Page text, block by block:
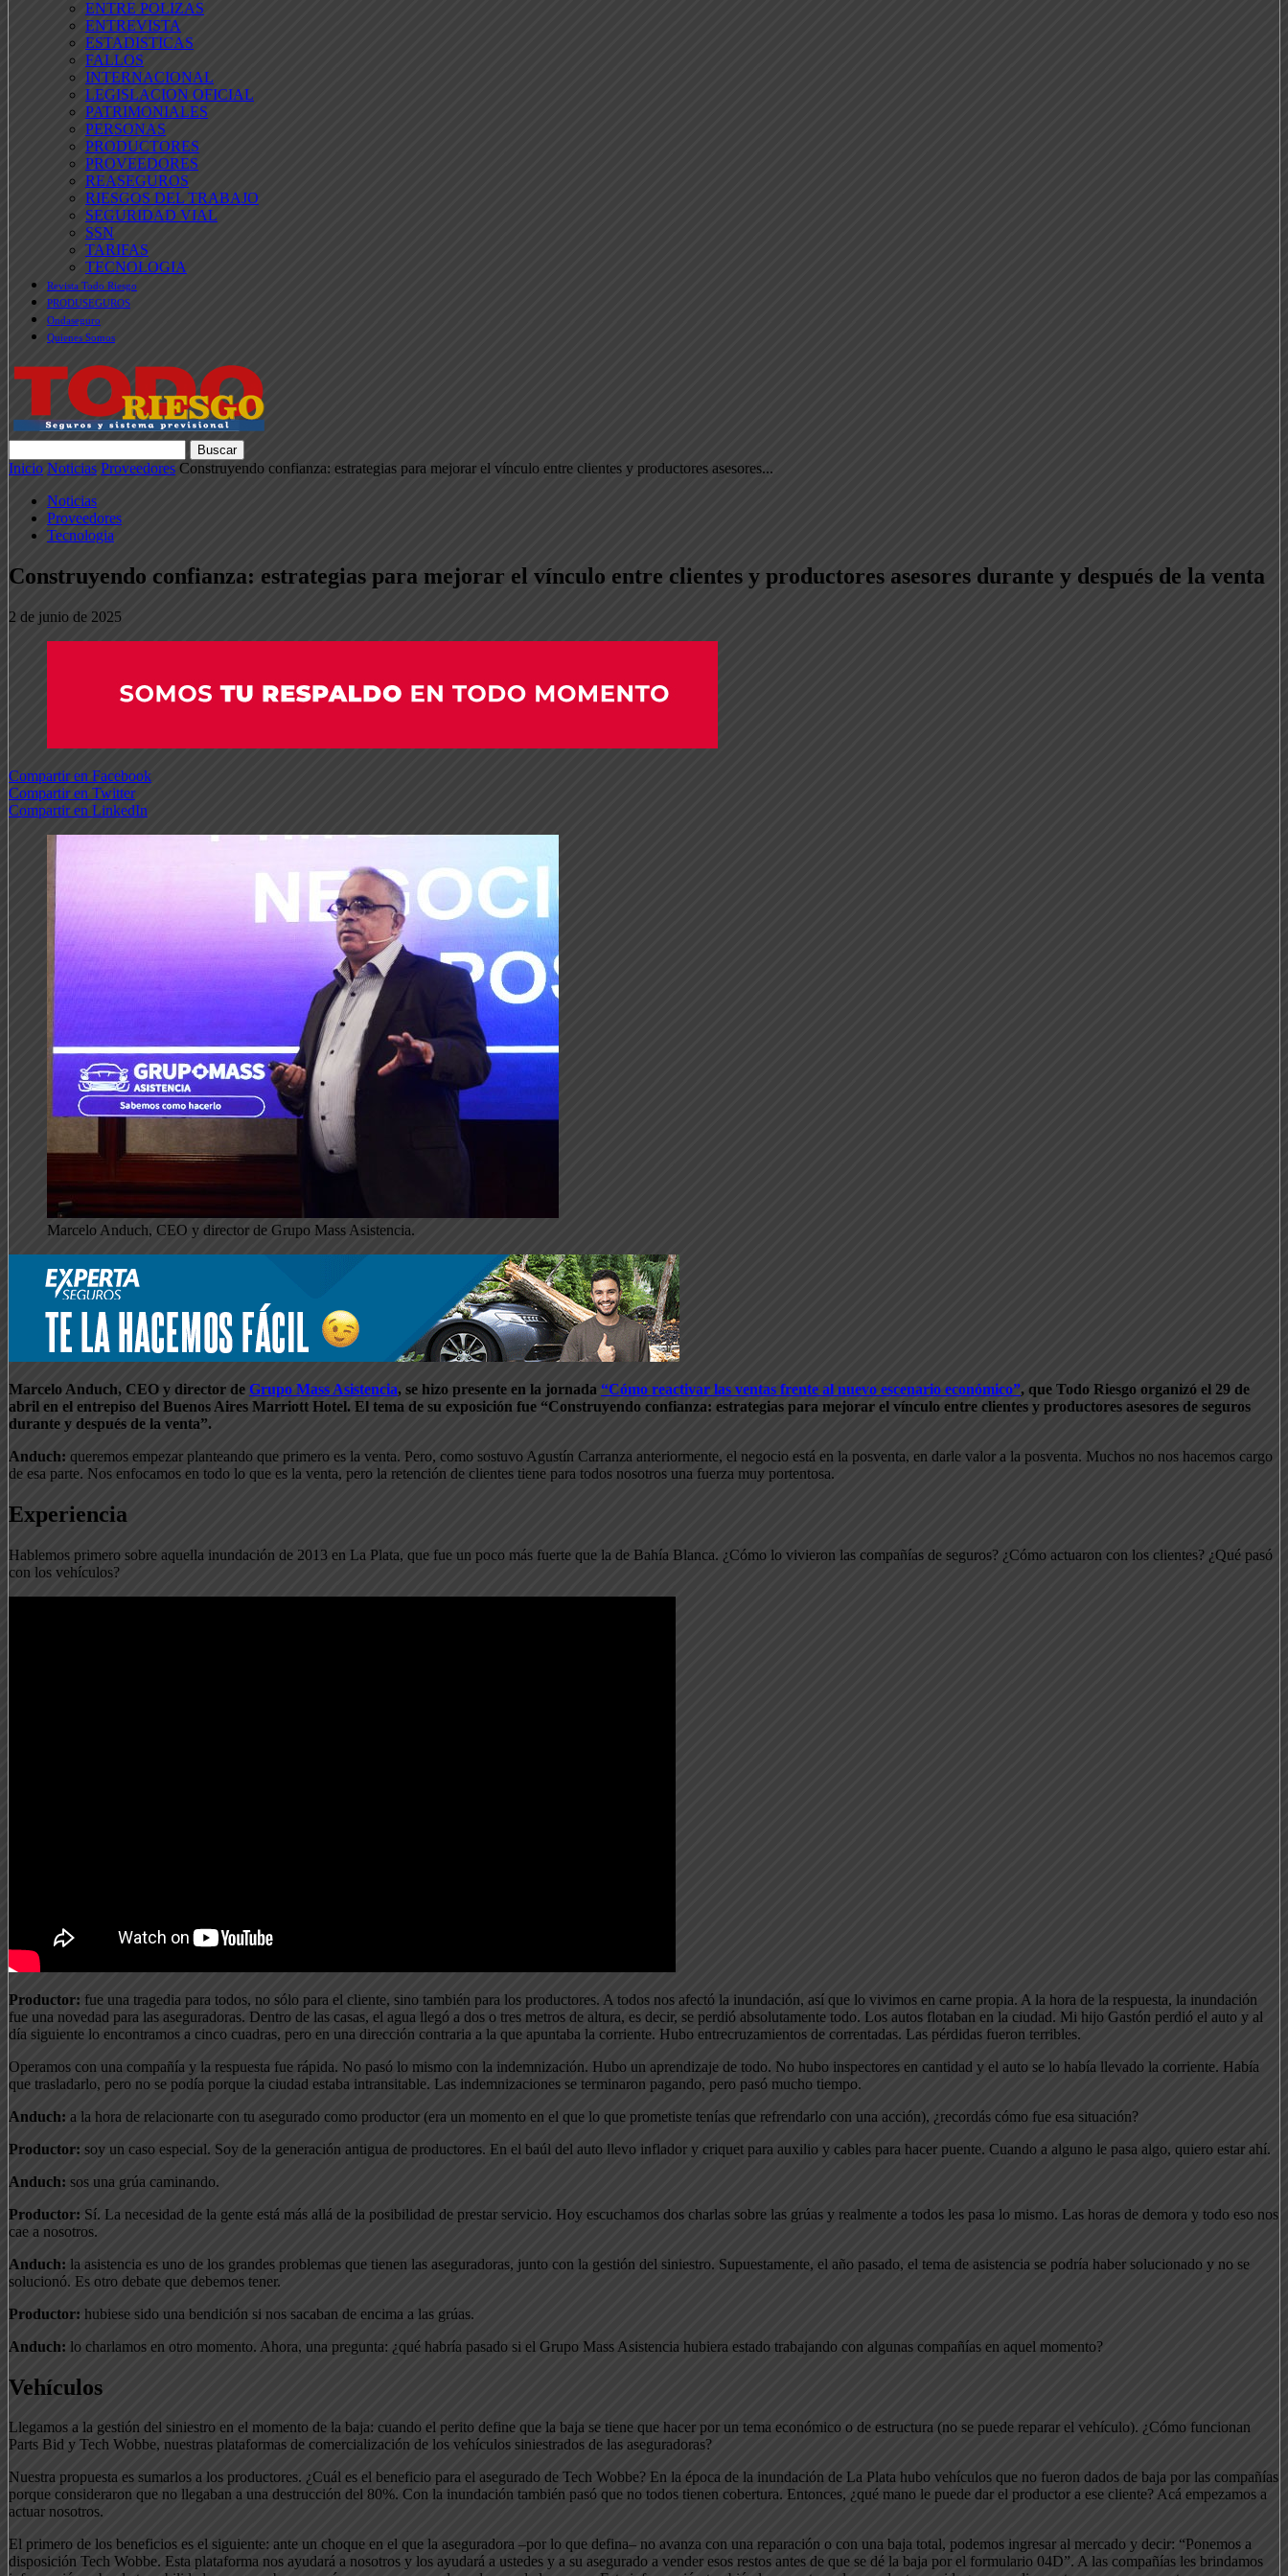
ENTRE POLIZAS
ENTREVISTA
ESTADISTICAS
FALLOS
INTERNACIONAL
LEGISLACION OFICIAL
PATRIMONIALES
PERSONAS
PRODUCTORES
PROVEEDORES
REASEGUROS
RIESGOS DEL TRABAJO
SEGURIDAD VIAL
SSN
TARIFAS
TECNOLOGIA
Revista Todo Riesgo
PRODUSEGUROS
Ondaseguro
Quienes Somos
Inicio Noticias Proveedores Construyendo confianza: estrategias para mejorar el vínculo entre clientes y productores asesores...
Noticias
Proveedores
Tecnologia
Construyendo confianza: estrategias para mejorar el vínculo entre clientes y productores asesores durante y después de la venta
2 de junio de 2025
Compartir en Facebook
Compartir en Twitter
Compartir en LinkedIn
Marcelo Anduch, CEO y director de Grupo Mass Asistencia.
Marcelo Anduch, CEO y director de Grupo Mass Asistencia, se hizo presente en la jornada “Cómo reactivar las ventas frente al nuevo escenario económico”, que Todo Riesgo organizó el 29 de
abril en el entrepiso del Buenos Aires Marriott Hotel. El tema de su exposición fue “Construyendo confianza: estrategias para mejorar el vínculo entre clientes y productores asesores de seguros
durante y después de la venta”.
Anduch: queremos empezar planteando que primero es la venta. Pero, como sostuvo Agustín Carranza anteriormente, el negocio está en la posventa, en darle valor a la posventa. Muchos no nos hacemos cargo
de esa parte. Nos enfocamos en todo lo que es la venta, pero la retención de clientes tiene para todos nosotros una fuerza muy portentosa.
Experiencia
Hablemos primero sobre aquella inundación de 2013 en La Plata, que fue un poco más fuerte que la de Bahía Blanca. ¿Cómo lo vivieron las compañías de seguros? ¿Cómo actuaron con los clientes? ¿Qué pasó
con los vehículos?
Productor: fue una tragedia para todos, no sólo para el cliente, sino también para los productores. A todos nos afectó la inundación, así que lo vivimos en carne propia. A la hora de la respuesta, la inundación
fue una novedad para las aseguradoras. Dentro de las casas, el agua llegó a dos o tres metros de altura, es decir, se perdió absolutamente todo. Los autos flotaban en la ciudad. Mi hijo Gastón perdió el auto y al
día siguiente lo encontramos a cinco cuadras, pero en una dirección contraria a la que apuntaba la corriente. Hubo entrecruzamientos de correntadas. Las pérdidas fueron terribles.
Operamos con una compañía y la respuesta fue rápida. No pasó lo mismo con la indemnización. Hubo un aprendizaje de todo. No hubo inspectores en cantidad y el auto se lo había llevado la corriente. Había
que trasladarlo, pero no se podía porque la ciudad estaba intransitable. Las indemnizaciones se terminaron pagando, pero pasó mucho tiempo.
Anduch: a la hora de relacionarte con tu asegurado como productor (era un momento en el que lo que prometiste tenías que refrendarlo con una acción), ¿recordás cómo fue esa situación?
Productor: soy un caso especial. Soy de la generación antigua de productores. En el baúl del auto llevo inflador y criquet para auxilio y cables para hacer puente. Cuando a alguno le pasa algo, quiero estar ahí.
Anduch: sos una grúa caminando.
Productor: Sí. La necesidad de la gente está más allá de la posibilidad de prestar servicio. Hoy escuchamos dos charlas sobre las grúas y realmente a todos les pasa lo mismo. Las horas de demora y todo eso nos
cae a nosotros.
Anduch: la asistencia es uno de los grandes problemas que tienen las aseguradoras, junto con la gestión del siniestro. Supuestamente, el año pasado, el tema de asistencia se podría haber solucionado y no se
solucionó. Es otro debate que debemos tener.
Productor: hubiese sido una bendición si nos sacaban de encima a las grúas.
Anduch: lo charlamos en otro momento. Ahora, una pregunta: ¿qué habría pasado si el Grupo Mass Asistencia hubiera estado trabajando con algunas compañías en aquel momento?
Vehículos
Llegamos a la gestión del siniestro en el momento de la baja: cuando el perito define que la baja se tiene que hacer por un tema económico o de estructura (no se puede reparar el vehículo). ¿Cómo funcionan
Parts Bid y Tech Wobbe, nuestras plataformas de comercialización de los vehículos siniestrados de las aseguradoras?
Nuestra propuesta es sumarlos a los productores. ¿Cuál es el beneficio para el asegurado de Tech Wobbe? En la época de la inundación de La Plata hubo vehículos que no fueron dados de baja por las compañías
porque consideraron que no llegaban a una destrucción del 80%. Con la inundación también pasó que no todos tienen cobertura. Entonces, ¿qué mano le puede dar el productor a ese cliente? Acá empezamos a
actuar nosotros.
El primero de los beneficios es el siguiente: ante un choque en el que la aseguradora –por lo que defina– no avanza con una reparación o con una baja total, podemos ingresar al mercado y decir: “Ponemos a
disposición Tech Wobbe. Esta plataforma nos ayudará a nosotros y los ayudará a ustedes y a su asegurado a vender esos restos antes de que se dé la baja por el formulario 04D”. A las compañías les brindamos